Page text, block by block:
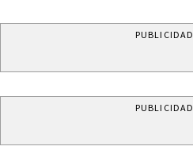
PUBLICIDAD
PUBLICIDAD